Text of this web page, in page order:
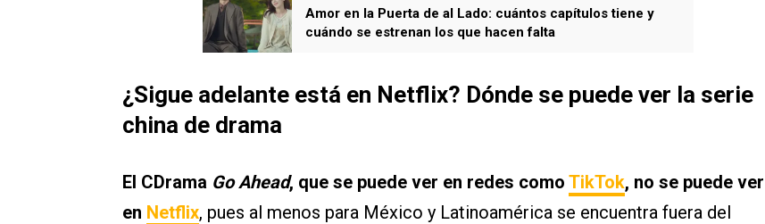
Amor en la Puerta de al Lado: cuántos capítulos tiene y
cuándo se estrenan los que hacen falta
¿Sigue adelante está en Netflix? Dónde se puede ver la serie
china de drama
El CDrama Go Ahead, que se puede ver en redes como TikTok, no se puede ver
en Netflix, pues al menos para México y Latinoamérica se encuentra fuera del